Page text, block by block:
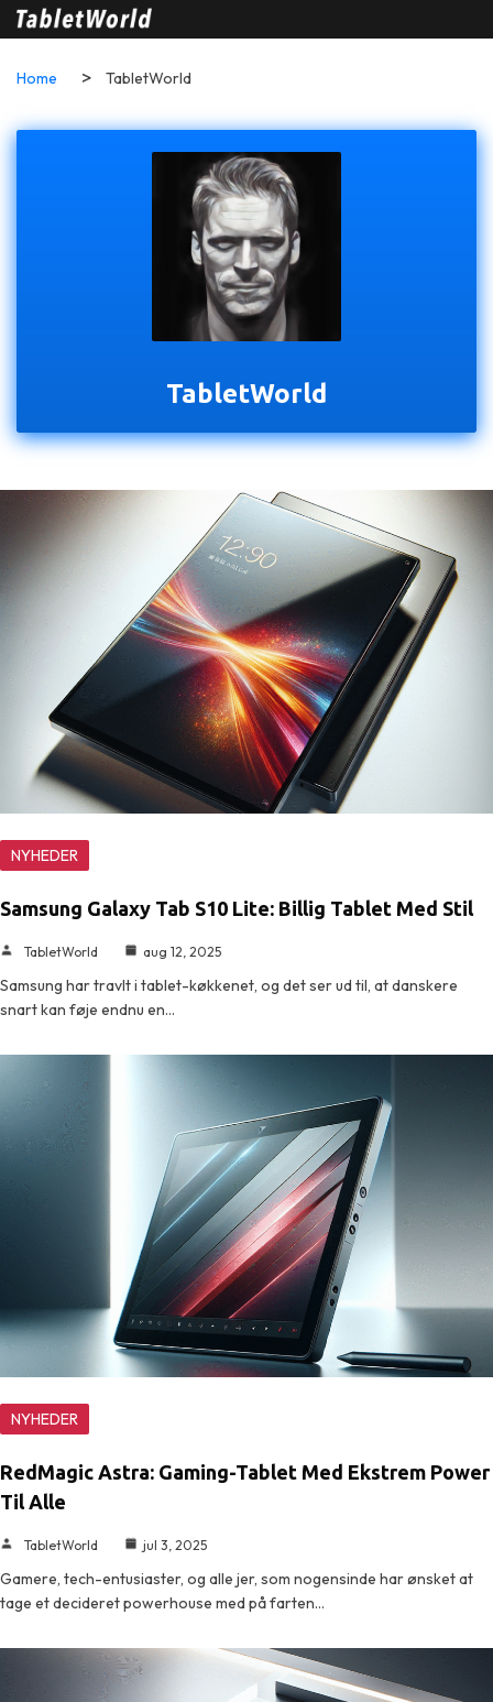
Home TabletWorld
TabletWorld
NYHEDER
Samsung Galaxy Tab S10 Lite: Billig Tablet Med Stil
TabletWorld aug 12, 2025
Samsung har travlt i tablet-køkkenet, og det ser ud til, at danskere
snart kan føje endnu en…
NYHEDER
RedMagic Astra: Gaming-Tablet Med Ekstrem Power
Til Alle
TabletWorld jul 3, 2025
Gamere, tech-entusiaster, og alle jer, som nogensinde har ønsket at
tage et decideret powerhouse med på farten…